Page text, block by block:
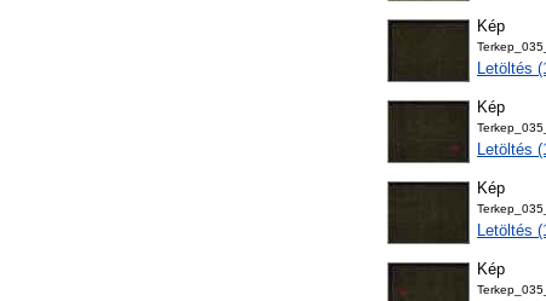
Kép
Letöltés
Kép
Letöltés
Kép
Letöltés
Kép